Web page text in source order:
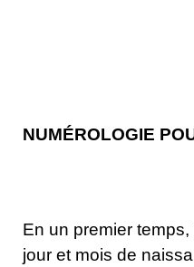
NUMÉROLOGIE
En un premier
jour et mois de